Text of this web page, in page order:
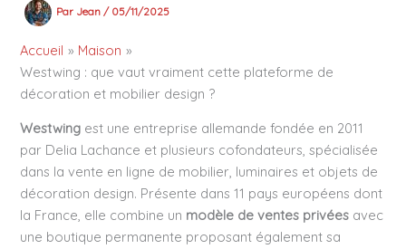
Par Jean / 05/11/2025
Accueil
Maison
Westwing : que vaut vraiment cette plateforme de
décoration et mobilier design ?
Westwing est une entreprise allemande fondée en 2011
par Delia Lachance et plusieurs cofondateurs, spécialisée
dans la vente en ligne de mobilier, luminaires et objets de
décoration design. Présente dans 11 pays européens dont
la France, elle combine un modèle de ventes privées avec
une boutique permanente proposant également sa